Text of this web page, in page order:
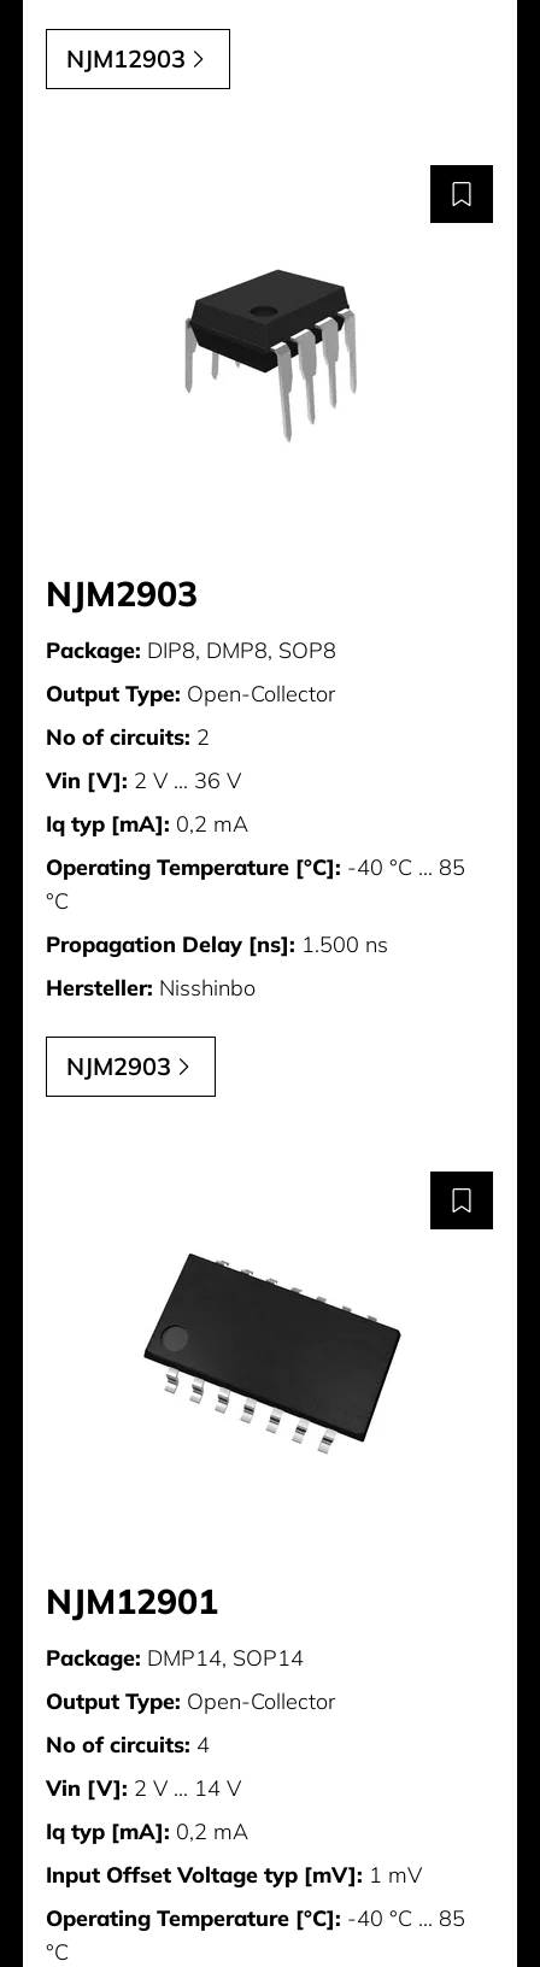
NJM12903
NJM2903
Package: DIP8, DMP8, SOP8
Output Type: Open-Collector
No of circuits: 2
Vin [V]: 2 V ... 36 V
Iq typ [mA]: 0,2 mA
Operating Temperature [°C]: -40 °C ... 85
°C
Propagation Delay [ns]: 1.500 ns
Hersteller: Nisshinbo
NJM2903
NJM12901
Package: DMP14, SOP14
Output Type: Open-Collector
No of circuits: 4
Vin [V]: 2 V ... 14 V
Iq typ [mA]: 0,2 mA
Input Offset Voltage typ [mV]: 1 mV
Operating Temperature [°C]: -40 °C ... 85
°C